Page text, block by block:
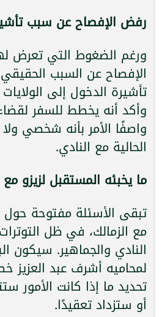
رفض الإفصاح عن سبب
ورغم الضغوط التي تعرض
الإفصاح عن السبب
تأشيرة الدخول إلى
وأكد أنه يخطط للسفر
واصفًا الأمر بأنه شخصي ولا
الحالية مع النادي.
ما يخبئه المستقبل لزيزو مع
تبقى الأسئلة مفتوحة
مع الزمالك، في ظل
النادي والجماهير. سيكون
لمحاميه أشرف عبد
تحديد ما إذا كانت الأمور
أو ستزداد تعقيدًا.